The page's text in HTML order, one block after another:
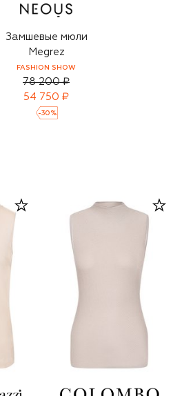
Замшевые мюли
Megrez
FASHION SHOW
78 200 ₽
54 750 ₽
-30 %